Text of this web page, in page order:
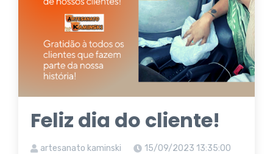
Feliz dia do cliente!
artesanato kaminski 15/09/2023 13:35:00